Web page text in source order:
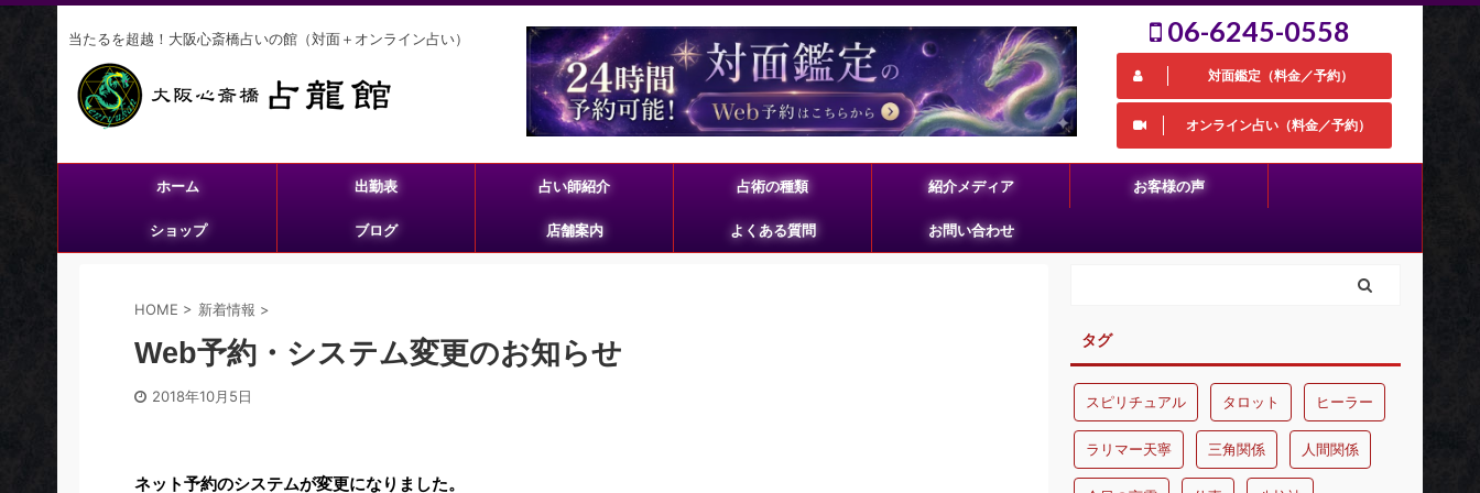
当たるを超越！大阪心斎橋占いの館（対面＋オンライン占い） 06-6245-0558
対面鑑定（料金／予約）
オンライン占い（料金／予約）
ホーム 出勤表 占い師紹介 占術の種類 紹介メディア お客様の声
ショップ ブログ 店舗案内 よくある質問 お問い合わせ
HOME > 新着情報 >
Web予約・システム変更のお知らせ
2018年10月5日
ネット予約のシステムが変更になりました。
タグ
スピリチュアル タロット ヒーラー
ラリマー天寧 三角関係 人間関係